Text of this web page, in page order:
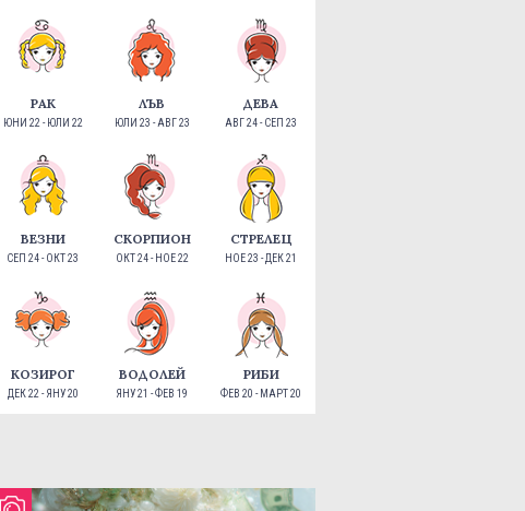
РАК
ЮНИ 22 - ЮЛИ 22
ЛЪВ
ЮЛИ 23 - АВГ 23
ДЕВА
АВГ 24 - СЕП 23
ВЕЗНИ
СЕП 24 - ОКТ 23
СКОРПИОН
ОКТ 24 - НОЕ 22
СТРЕЛЕЦ
НОЕ 23 - ДЕК 21
КОЗИРОГ
ДЕК 22 - ЯНУ 20
ВОДОЛЕЙ
ЯНУ 21 - ФЕВ 19
РИБИ
ФЕВ 20 - МАРТ 20